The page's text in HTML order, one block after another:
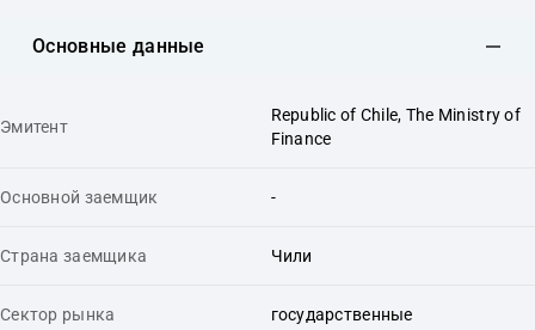
Основные данные
Эмитент
Republic of Chile, The Ministry of
Finance
Основной заемщик -
Страна заемщика Чили
Сектор рынка государственные